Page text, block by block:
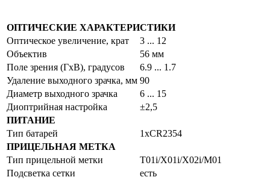
ОПТИЧЕСКИЕ ХАРАКТЕРИСТИКИ
Оптическое увеличение, крат
3 ... 12
Объектив
56 мм
Поле зрения (ГхВ), градусов
6.9 ... 1.7
Удаление выходного зрачка, мм 90
Диаметр выходного зрачка
6 ... 15
Диоптрийная настройка
±2,5
ПИТАНИЕ
Тип батарей
1xCR2354
ПРИЦЕЛЬНАЯ МЕТКА
Тип прицельной метки
Т01i/X01i/X02i/M01
Подсветка сетки
есть